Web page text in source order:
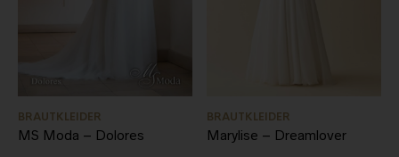
BRAUTKLEIDER
MS Moda – Dolores
BRAUTKLEIDER
Marylise – Dreamlover